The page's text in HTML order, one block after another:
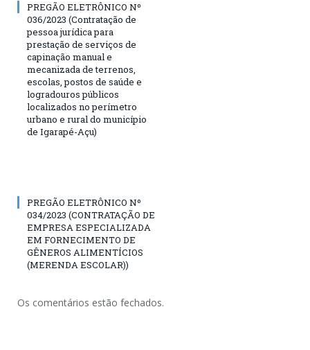
PREGÃO ELETRÔNICO Nº
036/2023 (Contratação de
pessoa jurídica para
prestação de serviços de
capinação manual e
mecanizada de terrenos,
escolas, postos de saúde e
logradouros públicos
localizados no perímetro
urbano e rural do município
de Igarapé-Açu)
PREGÃO ELETRÔNICO Nº
034/2023 (CONTRATAÇÃO DE
EMPRESA ESPECIALIZADA
EM FORNECIMENTO DE
GÊNEROS ALIMENTÍCIOS
(MERENDA ESCOLAR))
Os comentários estão fechados.